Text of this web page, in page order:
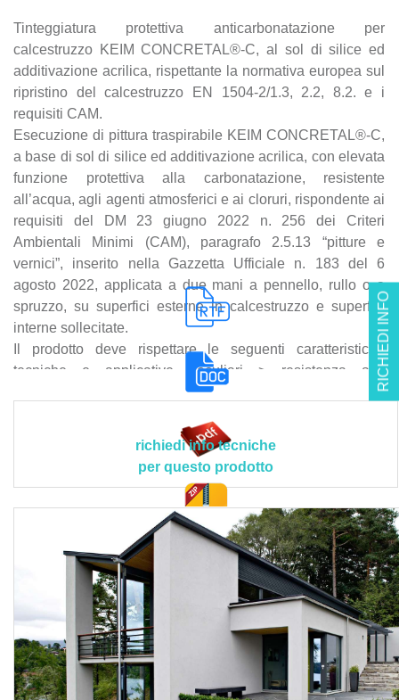
RICHIEDI INFO
Tinteggiatura protettiva anticarbonatazione per
calcestruzzo KEIM CONCRETAL®-C, al sol di silice ed
additivazione acrilica, rispettante la normativa europea sul
ripristino del calcestruzzo EN 1504-2/1.3, 2.2, 8.2. e i
requisiti CAM.
Esecuzione di pittura traspirabile KEIM CONCRETAL®-C,
a base di sol di silice ed additivazione acrilica, con elevata
funzione protettiva alla carbonatazione, resistente
all’acqua, agli agenti atmosferici e ai cloruri, rispondente ai
requisiti del DM 23 giugno 2022 n. 256 dei Criteri
Ambientali Minimi (CAM), paragrafo 2.5.13 “pitture e
vernici”, inserito nella Gazzetta Ufficiale n. 183 del 6
agosto 2022, applicata a due mani a pennello, rullo o a
spruzzo, su superfici esterne in calcestruzzo e superfici
interne sollecitate.
Il prodotto deve rispettare le seguenti caratteristiche
tecniche e applicative peculiari > resistenza alla
carbonatazione Sd (CO2): ca. 350 m; densità: 1,3-1,5
colore: A1 (codice FB in base a scheda BFS-Nr. 26);
resistenza all'abrasione cambio F-T: 2,0 (1,5) N/mm²;
classe di resistenza alla diffusione del vapore acqueo sd
(H2O): 1; coefficiente di assorbimento acqueo w: ≤ 0,1
kg/m²h0,5; resistenza all'abrasione norma T: 2,6 (2,2)
N/mm²; tonalità di colore: bianco e tonalità varie
esclusivamente con pigmenti minerali resistenti alla luce;
contenuto COV: 0-10 g/l.
Le lavorazioni devono attenersi scrupolosamente al
progetto esecutivo e alle disposizioni tecniche del Direttore
dei Lavori o della Committenza, conformandosi nella loro
realizzazione, a tutte le prescrizioni contenute
contrattualmente nel capitolato d'appalto.
doc. tec.
richiedi info tecniche
per questo prodotto